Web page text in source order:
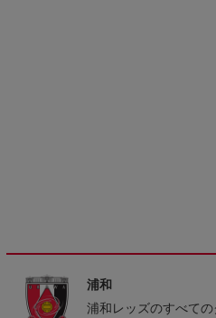
浦和
浦和レッズのすべて